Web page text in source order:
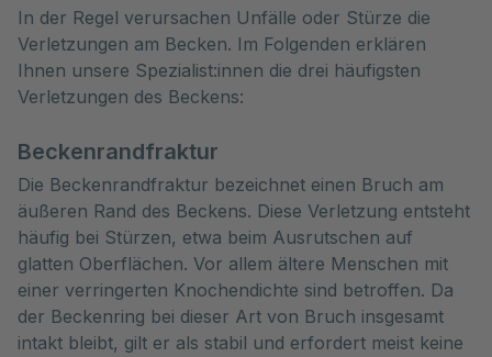
In der Regel verursachen Unfälle oder Stürze die
Verletzungen am Becken. Im Folgenden erklären
Ihnen unsere Spezialist:innen die drei häufigsten
Verletzungen des Beckens:
Beckenrandfraktur
Die Beckenrandfraktur bezeichnet einen Bruch am
äußeren Rand des Beckens. Diese Verletzung entsteht
häufig bei Stürzen, etwa beim Ausrutschen auf
glatten Oberflächen. Vor allem ältere Menschen mit
einer verringerten Knochendichte sind betroffen. Da
der Beckenring bei dieser Art von Bruch insgesamt
intakt bleibt, gilt er als stabil und erfordert meist keine